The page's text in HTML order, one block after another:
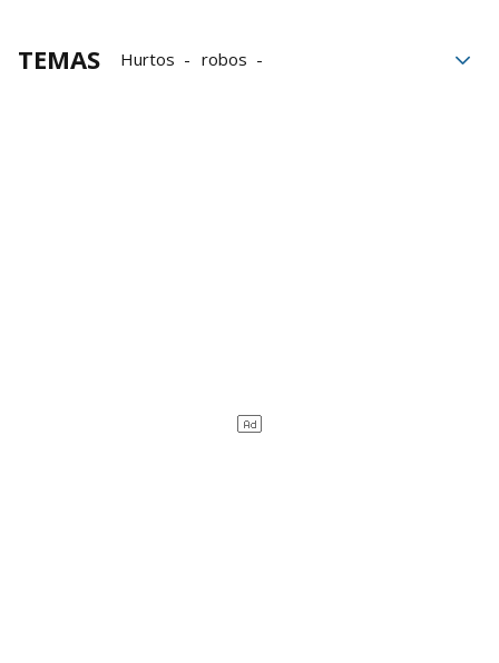
TEMAS Hurtos
robos